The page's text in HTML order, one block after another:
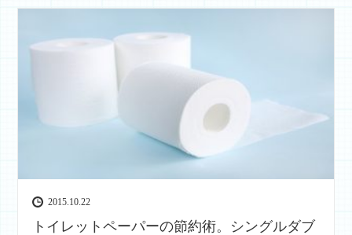
2015.10.22
トイレットペーパーの節約術。シングルダブ